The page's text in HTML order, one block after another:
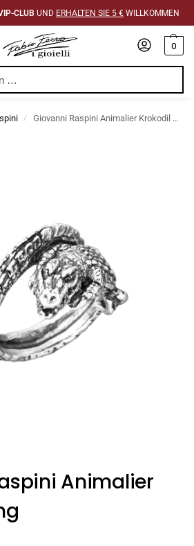
CLUB UND ERHALTEN SIE 5 € WILLKOMMEN
0
/ Giovanni Raspini Animalier Krokodil Ring
Animalier